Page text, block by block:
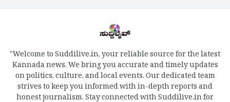
"Welcome to Suddilive.in, your reliable source for the latest
Kannada news. We bring you accurate and timely updates
on politics, culture, and local events. Our dedicated team
strives to keep you informed with in-depth reports and
honest journalism. Stay connected with Suddilive.in for